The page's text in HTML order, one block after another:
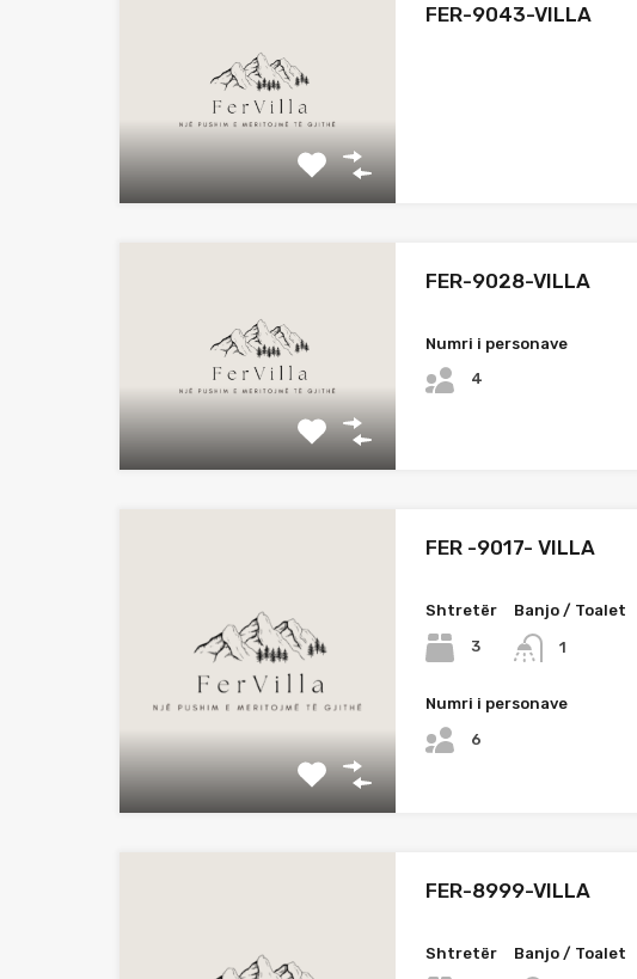
FER-9043-VILLA
FER-9028-VILLA
Numri i personave
4
FER -9017- VILLA
Shtretër
3
Banjo / Toalet
1
Numri i personave
6
FER-8999-VILLA
Shtretër Banjo / Toalet